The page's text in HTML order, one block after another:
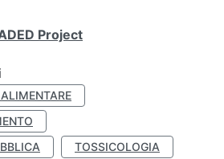
Project
TOSSICOLOGIA